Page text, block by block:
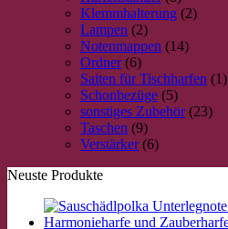
Klemmhalterung (2)
Lampen (2)
Notenmappen (14)
Ordner (6)
Saiten für Tischharfen (1)
Schonbezüge (5)
sonstiges Zubehör (23)
Taschen (9)
Verstärker (6)
Neuste Produkte